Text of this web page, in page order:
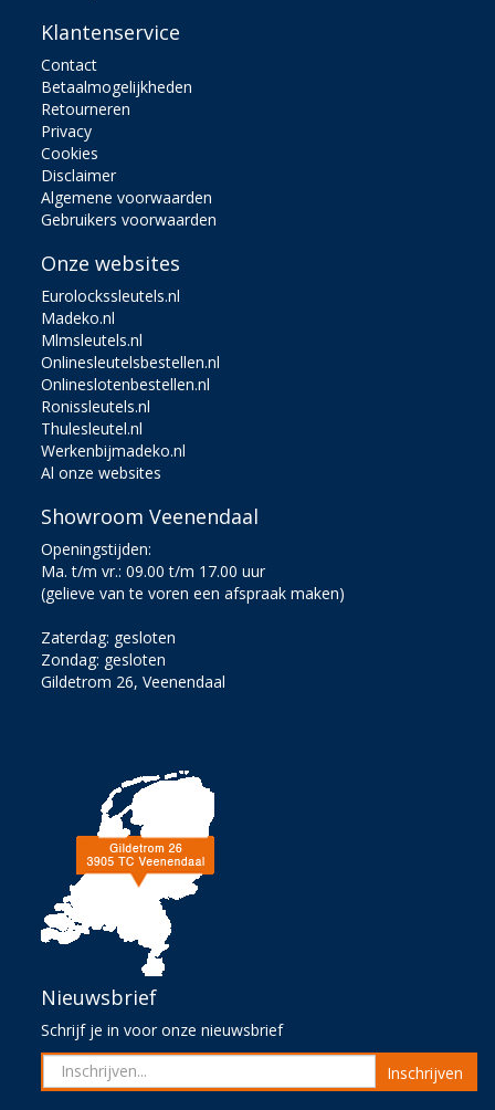
Klantenservice
Contact
Betaalmogelijkheden
Retourneren
Privacy
Cookies
Disclaimer
Algemene voorwaarden
Gebruikers voorwaarden
Onze websites
Eurolockssleutels.nl
Madeko.nl
Mlmsleutels.nl
Onlinesleutelsbestellen.nl
Onlineslotenbestellen.nl
Ronissleutels.nl
Thulesleutel.nl
Werkenbijmadeko.nl
Al onze websites
Showroom Veenendaal
Openingstijden:
Ma. t/m vr.: 09.00 t/m 17.00 uur
(gelieve van te voren een afspraak maken)
Zaterdag: gesloten
Zondag: gesloten
Gildetrom 26, Veenendaal
Nieuwsbrief
Schrijf je in voor onze nieuwsbrief
Inschrijven